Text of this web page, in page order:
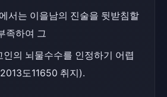
서는 이을남의 진술을 뒷받침할
족하여 그
인의 뇌물수수를 인정하기 어렵
도11650 취지).